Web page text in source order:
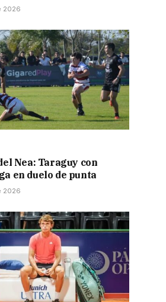
2026
Nea: Taraguy con
en duelo de punta
2026